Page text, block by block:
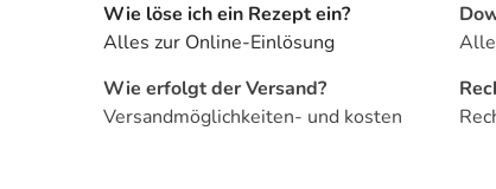
Wie löse ich ein Rezept ein?
Alles zur Online-Einlösung
Wie erfolgt der Versand?
Versandmöglichkeiten- und kosten